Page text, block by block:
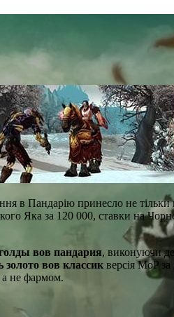
в Пандарію принесло не тільки
Яка за 120 000, ставки на
вов пандария, виконуючи
золото вов классик версія MoP
не фармом.